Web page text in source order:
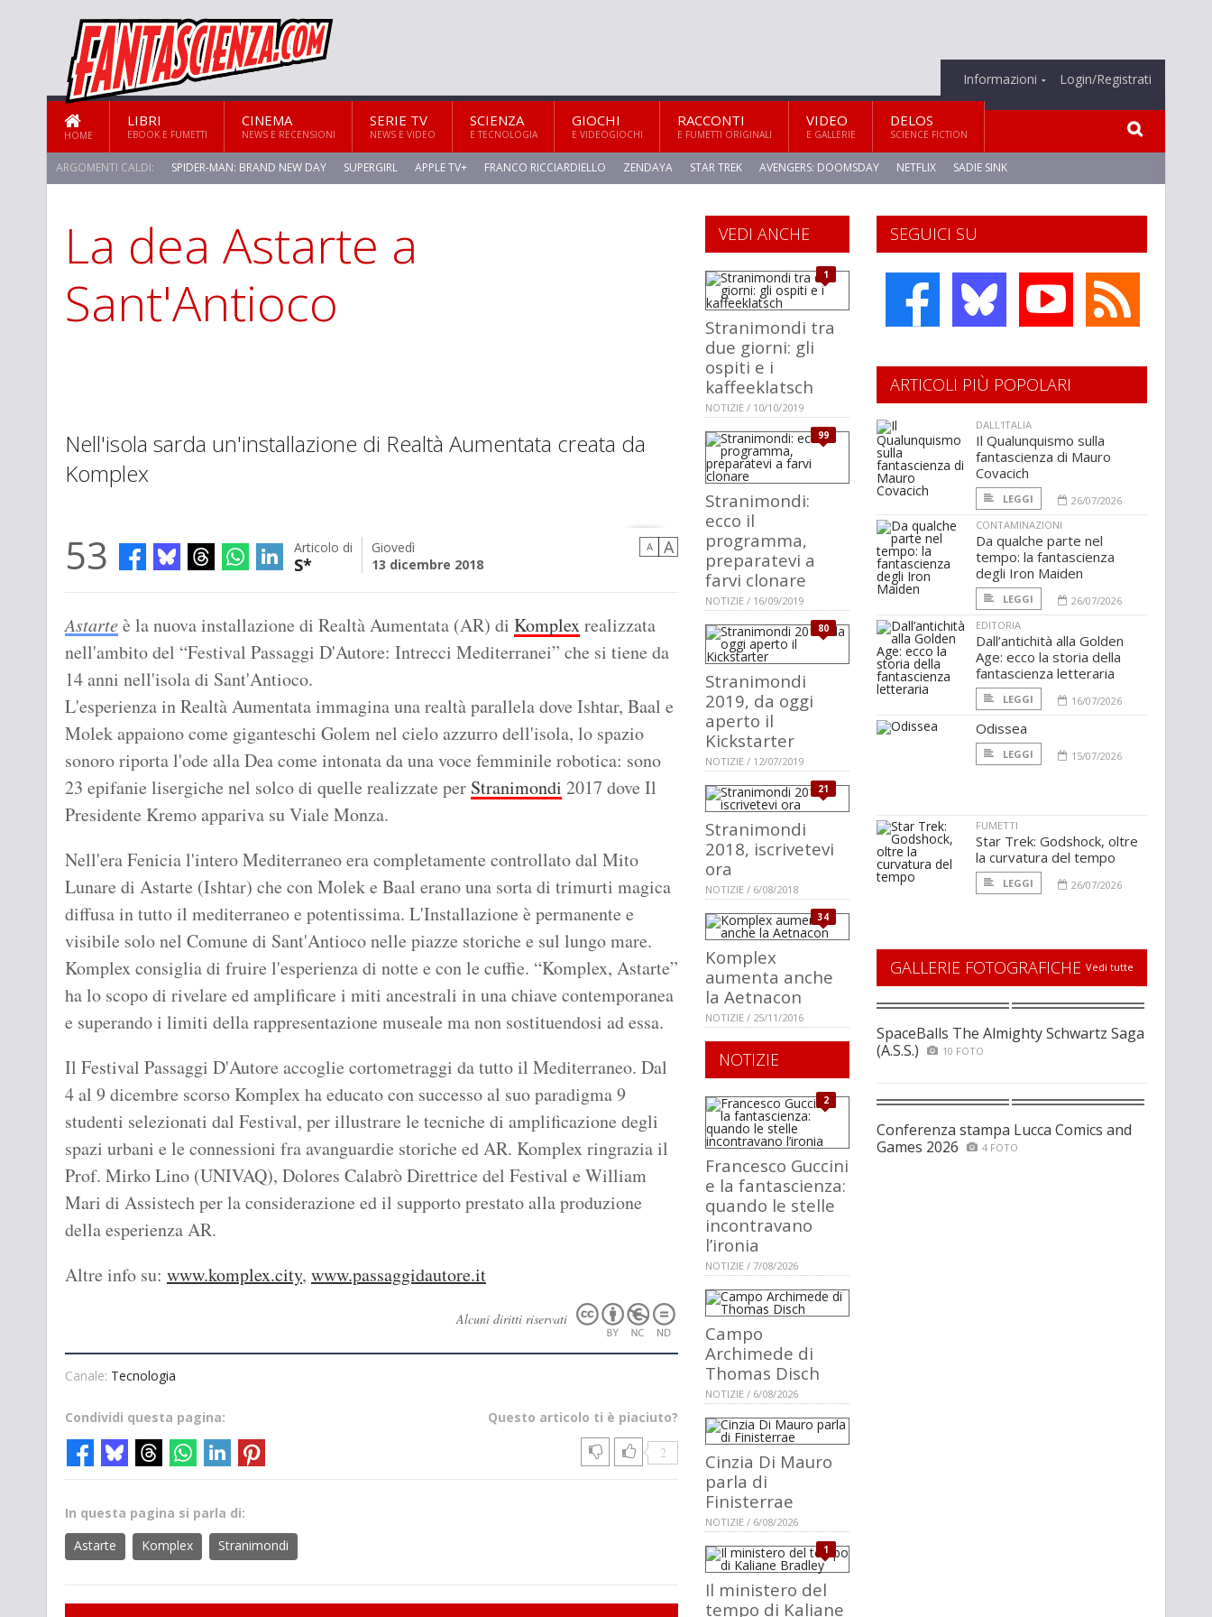
Informazioni Login/Registrati
HOME
LIBRI
EBOOK E FUMETTI
CINEMA
NEWS E RECENSIONI
SERIE TV
NEWS E VIDEO
SCIENZA
E TECNOLOGIA
GIOCHI
E VIDEOGIOCHI
RACCONTI
E FUMETTI ORIGINALI
VIDEO
E GALLERIE
DELOS
SCIENCE FICTION
ARGOMENTI CALDI: SPIDER-MAN: BRAND NEW DAY SUPERGIRL APPLE TV+ FRANCO RICCIARDIELLO ZENDAYA STAR TREK AVENGERS: DOOMSDAY NETFLIX SADIE SINK
STAR TREK: STRANGE NEW WORLDS
La dea Astarte a
Sant'Antioco
Nell'isola sarda un'installazione di Realtà Aumentata creata da
Komplex
53 Articolo di
S*
Giovedì
13 dicembre 2018
A A
Astarte è la nuova installazione di Realtà Aumentata (AR) di Komplexrealizzata
nell'ambito del “Festival Passaggi D'Autore: Intrecci Mediterranei” che si tiene da
14 anni nell'isola di Sant'Antioco.
L'esperienza in Realtà Aumentata immagina una realtà parallela dove Ishtar, Baal e
Molek appaiono come giganteschi Golem nel cielo azzurro dell'isola, lo spazio
sonoro riporta l'ode alla Dea come intonata da una voce femminile robotica: sono
23 epifanie lisergiche nel solco di quelle realizzate per Stranimondi 2017 dove Il
Presidente Kremo appariva su Viale Monza.
Nell'era Fenicia l'intero Mediterraneo era completamente controllato dal Mito
Lunare di Astarte (Ishtar) che con Molek e Baal erano una sorta di trimurti magica
diffusa in tutto il mediterraneo e potentissima. L'Installazione è permanente e
visibile solo nel Comune di Sant'Antioco nelle piazze storiche e sul lungo mare.
Komplex consiglia di fruire l'esperienza di notte e con le cuffie. “Komplex, Astarte”
ha lo scopo di rivelare ed amplificare i miti ancestrali in una chiave contemporanea
e superando i limiti della rappresentazione museale ma non sostituendosi ad essa.
Il Festival Passaggi D'Autore accoglie cortometraggi da tutto il Mediterraneo. Dal
4 al 9 dicembre scorso Komplex ha educato con successo al suo paradigma 9
studenti selezionati dal Festival, per illustrare le tecniche di amplificazione degli
spazi urbani e le connessioni fra avanguardie storiche ed AR. Komplex ringrazia il
Prof. Mirko Lino (UNIVAQ), Dolores Calabrò Direttrice del Festival e William
Mari di Assistech per la considerazione ed il supporto prestato alla produzione
della esperienza AR.
Altre info su: www.komplex.city, www.passaggidautore.it
Alcuni diritti riservati
Canale: Tecnologia
Questo articolo ti è piaciuto?
2
Condividi questa pagina:
In questa pagina si parla di:
Astarte
Komplex Stranimondi
SEGUICI SU
VEDI ANCHE
1
Stranimondi tra
due giorni: gli
ospiti e i
kaffeeklatsch
NOTIZIE / 10/10/2019
99
Stranimondi:
ecco il
programma,
preparatevi a
farvi clonare
NOTIZIE / 16/09/2019
80
Stranimondi
2019, da oggi
aperto il
Kickstarter
NOTIZIE / 12/07/2019
21
Stranimondi
2018, iscrivetevi
ora
NOTIZIE / 6/08/2018
34
Komplex
aumenta anche
la Aetnacon
NOTIZIE / 25/11/2016
NOTIZIE
2
Francesco Guccini
e la fantascienza:
quando le stelle
incontravano
l’ironia
NOTIZIE / 7/08/2026
Campo
Archimede di
Thomas Disch
NOTIZIE / 6/08/2026
Cinzia Di Mauro
parla di
Finisterrae
NOTIZIE / 6/08/2026
1
Il ministero del
tempo di Kaliane
ARTICOLI PIÙ POPOLARI
DALL'ITALIA
Il Qualunquismo sulla
fantascienza di Mauro
Covacich
LEGGI
26/07/2026
CONTAMINAZIONI
Da qualche parte nel
tempo: la fantascienza
degli Iron Maiden
LEGGI
26/07/2026
EDITORIA
Dall’antichità alla Golden
Age: ecco la storia della
fantascienza letteraria
LEGGI 16/07/2026
Odissea
LEGGI 15/07/2026
FUMETTI
Star Trek: Godshock, oltre
la curvatura del tempo
LEGGI 26/07/2026
GALLERIE FOTOGRAFICHE Vedi tutte
SpaceBalls The Almighty Schwartz Saga
(A.S.S.)
10 FOTO
Conferenza stampa Lucca Comics and
Games 2026
4 FOTO